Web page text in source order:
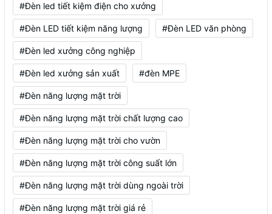
#Đèn led tiết kiệm điện cho xưởng
#Đèn LED tiết kiệm năng lượng #Đèn LED văn phòng
#Đèn led xưởng công nghiệp
#Đèn led xưởng sản xuất #đèn MPE
#Đèn năng lượng mặt trời
#Đèn năng lượng mặt trời chất lượng cao
#Đèn năng lượng mặt trời cho vườn
#Đèn năng lượng mặt trời công suất lớn
#Đèn năng lượng mặt trời dùng ngoài trời
#Đèn năng lượng mặt trời giá rẻ